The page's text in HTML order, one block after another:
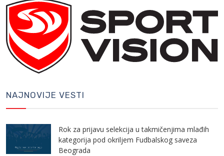
NAJNOVIJE VESTI
Rok za prijavu selekcija u takmičenjima mlađih
kategorija pod okriljem Fudbalskog saveza
Beograda